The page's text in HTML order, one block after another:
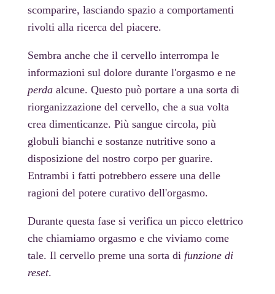
scomparire, lasciando spazio a comportamenti
rivolti alla ricerca del piacere.
Sembra anche che il cervello interrompa le
informazioni sul dolore durante l'orgasmo e ne
perda alcune. Questo può portare a una sorta di
riorganizzazione del cervello, che a sua volta
crea dimenticanze. Più sangue circola, più
globuli bianchi e sostanze nutritive sono a
disposizione del nostro corpo per guarire.
Entrambi i fatti potrebbero essere una delle
ragioni del potere curativo dell'orgasmo.
Durante questa fase si verifica un picco elettrico
che chiamiamo orgasmo e che viviamo come
tale. Il cervello preme una sorta di funzione di
reset.